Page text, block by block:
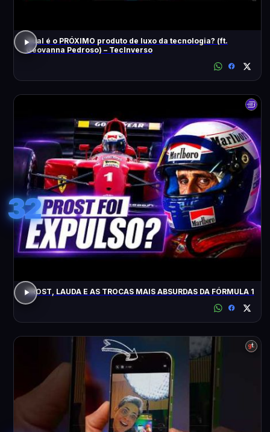
Qual é o PRÓXIMO produto de luxo da tecnologia? (ft.
Geovanna Pedroso) – TecInverso
32
PROST, LAUDA E AS TROCAS MAIS ABSURDAS DA FÓRMULA 1